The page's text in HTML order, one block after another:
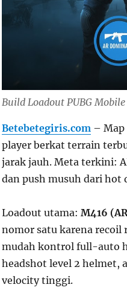
Build Loadout PUBG
Betebetegiris.com– Map
player berkat terrain
jarak jauh. Meta terkini:
dan push musuh dari hot
Loadout utama: M416
nomor satu karena recoil
mudah kontrol full-auto
headshot level 2 helmet,
velocity tinggi.